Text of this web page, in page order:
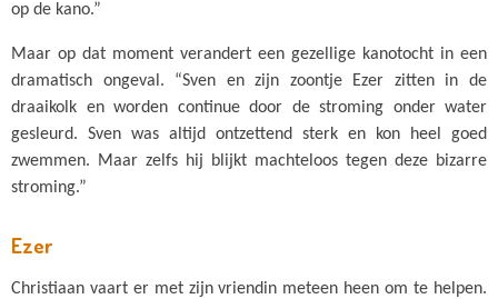
op de kano.”
Maar op dat moment verandert een gezellige kanotocht in een
dramatisch ongeval. “Sven en zijn zoontje Ezer zitten in de
draaikolk en worden continue door de stroming onder water
gesleurd. Sven was altijd ontzettend sterk en kon heel goed
zwemmen. Maar zelfs hij blijkt machteloos tegen deze bizarre
stroming.”
Ezer
Christiaan vaart er met zijn vriendin meteen heen om te helpen.